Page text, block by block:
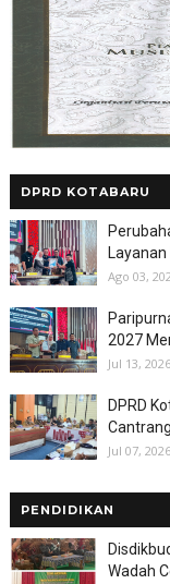
DPRD KOTABARU
Ago 03,
2027
Jul 13, 2026
DPRD
Jul 07, 2026
PENDIDIKAN
Wadah